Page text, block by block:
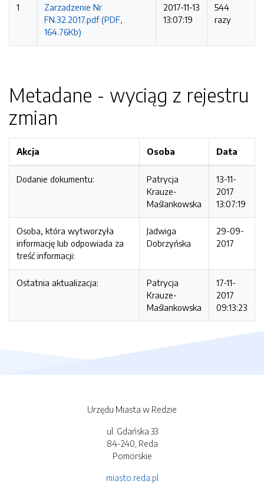
1
Zarzadzenie Nr
FN.32.2017.pdf (PDF,
164.76Kb)
2017-11-13
13:07:19
544
razy
Metadane - wyciąg z rejestru
zmian
Akcja Osoba Data
Dodanie dokumentu:
Patrycja
Krauze-
Maślankowska
13-11-
2017
13:07:19
Osoba, która wytworzyła
informację lub odpowiada za
treść informacji:
Jadwiga
Dobrzyńska
29-09-
2017
Ostatnia aktualizacja:
Patrycja
Krauze-
Maślankowska
17-11-
2017
09:13:23
Urzędu Miasta w Redzie
ul. Gdańska 33
84-240, Reda
Pomorskie
miasto.reda.pl